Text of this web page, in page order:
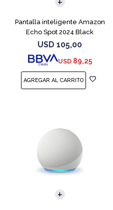
Pantalla inteligente Amazon
Echo Spot 2024 Black
USD 105,00
USD 89,25